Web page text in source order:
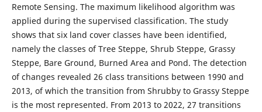
Remote Sensing. The maximum likelihood algorithm was
applied during the supervised classification. The study
shows that six land cover classes have been identified,
namely the classes of Tree Steppe, Shrub Steppe, Grassy
Steppe, Bare Ground, Burned Area and Pond. The detection
of changes revealed 26 class transitions between 1990 and
2013, of which the transition from Shrubby to Grassy Steppe
is the most represented. From 2013 to 2022, 27 transitions